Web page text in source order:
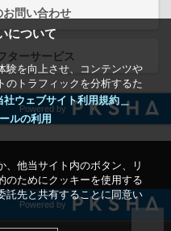
について
験を向上させ、コンテンツや
のトラフィックを分析するた
社ウェブサイト利用規約＿
ルの利用
、他当サイト内のボタン、リ
のためにクッキーを使用する
託先と共有することに同意い
問い合わせ
ターサービス
Powered by
Powered by